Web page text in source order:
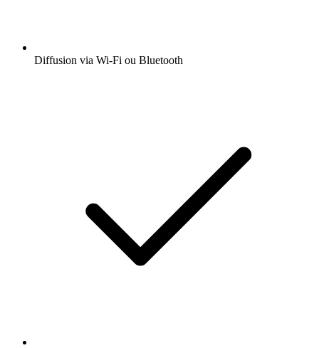
Diffusion via Wi-Fi ou Bluetooth